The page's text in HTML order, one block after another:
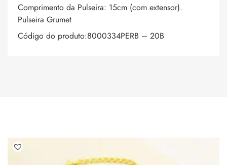
Comprimento da Pulseira: 15cm (com extensor).
Pulseira Grumet
Código do produto:8000334PERB – 20B